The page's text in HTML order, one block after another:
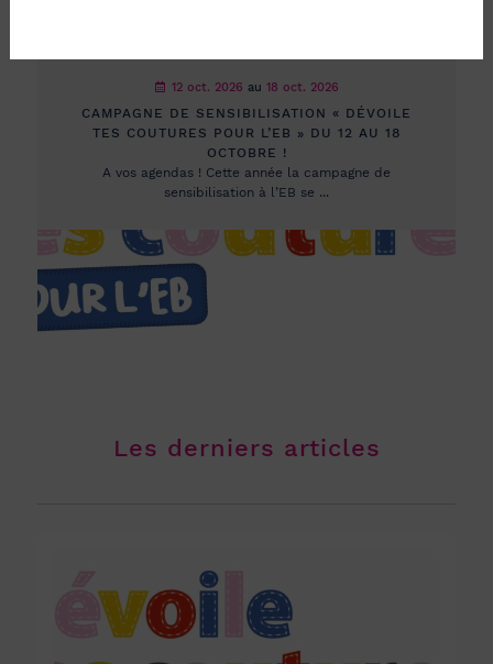
12 oct. 2026 au 18 oct. 2026
CAMPAGNE DE SENSIBILISATION « DÉVOILE
TES COUTURES POUR L’EB » DU 12 AU 18
OCTOBRE !
A vos agendas ! Cette année la campagne de
sensibilisation à l’EB se ...
Les derniers articles